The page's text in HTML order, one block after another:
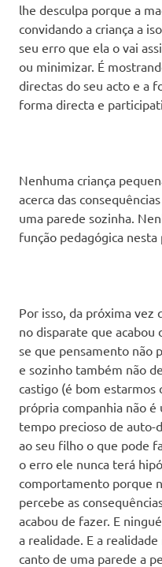
lhe desculpa porque a
convidando a criança a
seu erro que ela o vai
ou minimizar. É
directas do seu acto e a
forma directa e
Nenhuma criança
acerca das
uma parede sozinha.
função pedagógica nesta
Por isso, da próxima vez
no disparate que
se que pensamento não
e sozinho também não
castigo (é bom estarmos
própria companhia não é
tempo precioso de auto-
ao seu filho o que pode
o erro ele nunca terá
comportamento porque
percebe as
acabou de fazer. E
a realidade. E a
canto de uma parede a